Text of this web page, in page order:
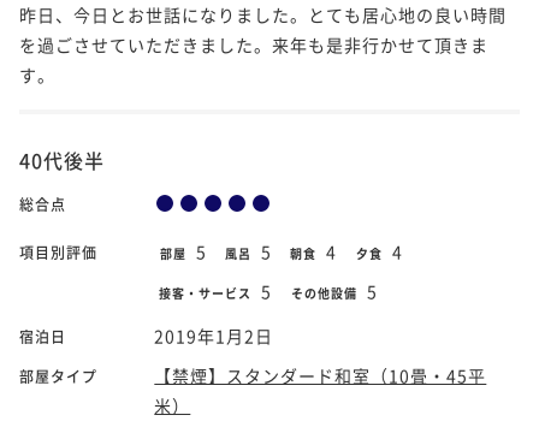
昨日、今日とお世話になりました。とても居心地の良い時間
を過ごさせていただきました。来年も是非行かせて頂きま
す。
40代後半
総合点
項目別評価 部屋 5 風呂 5 朝食 4 夕食 4
接客・サービス 5 その他設備 5
宿泊日 2019年1月2日
部屋タイプ
【禁煙】スタンダード和室（10畳・45平
米）